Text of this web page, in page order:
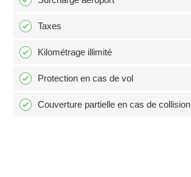
Taxes
Kilométrage illimité
Protection en cas de vol
Couverture partielle en cas de collision